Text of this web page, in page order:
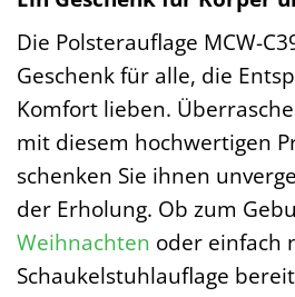
Die Polsterauflage MCW-
Geschenk für alle, die
Komfort lieben.
mit diesem hochwertigen
schenken Sie ihnen
der Erholung. Ob zum
Weihnachten oder einfach
Schaukelstuhlauflage